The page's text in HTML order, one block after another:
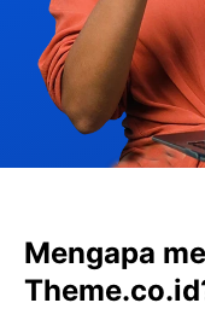
Mengapa